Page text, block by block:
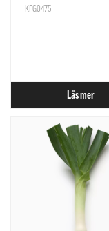
KFG0475
Läs mer